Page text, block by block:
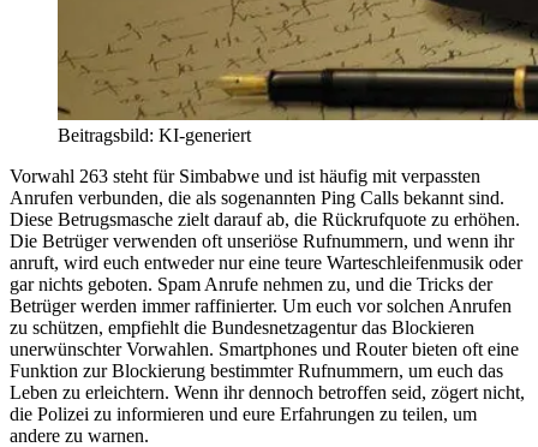
Beitragsbild: KI-generiert
Vorwahl 263 steht für Simbabwe und ist häufig mit verpassten
Anrufen verbunden, die als sogenannten Ping Calls bekannt sind.
Diese Betrugsmasche zielt darauf ab, die Rückrufquote zu erhöhen.
Die Betrüger verwenden oft unseriöse Rufnummern, und wenn ihr
anruft, wird euch entweder nur eine teure Warteschleifenmusik oder
gar nichts geboten. Spam Anrufe nehmen zu, und die Tricks der
Betrüger werden immer raffinierter. Um euch vor solchen Anrufen
zu schützen, empfiehlt die Bundesnetzagentur das Blockieren
unerwünschter Vorwahlen. Smartphones und Router bieten oft eine
Funktion zur Blockierung bestimmter Rufnummern, um euch das
Leben zu erleichtern. Wenn ihr dennoch betroffen seid, zögert nicht,
die Polizei zu informieren und eure Erfahrungen zu teilen, um
andere zu warnen.